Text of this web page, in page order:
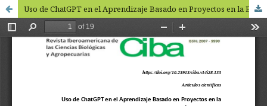
Uso de ChatGPT en el Aprendizaje Basado en Proyectos en la Educación Veterinaria